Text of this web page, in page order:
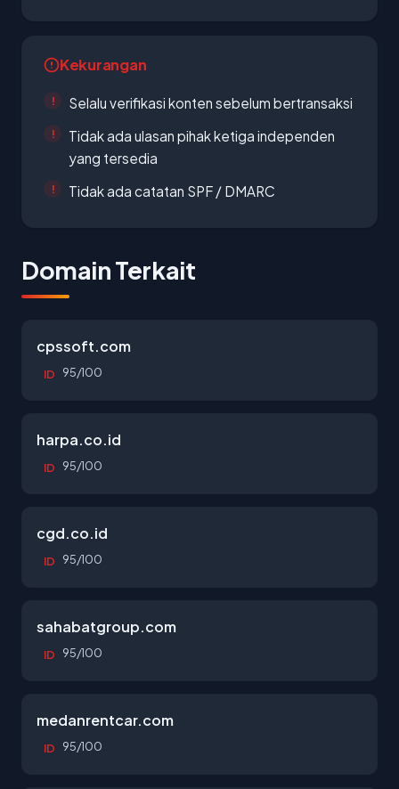
Kekurangan
Selalu verifikasi konten sebelum bertransaksi
Tidak ada ulasan pihak ketiga independen
yang tersedia
Tidak ada catatan SPF / DMARC
Domain Terkait
cpssoft.com
ID 95/100
harpa.co.id
ID 95/100
cgd.co.id
ID 95/100
sahabatgroup.com
ID 95/100
medanrentcar.com
ID 95/100